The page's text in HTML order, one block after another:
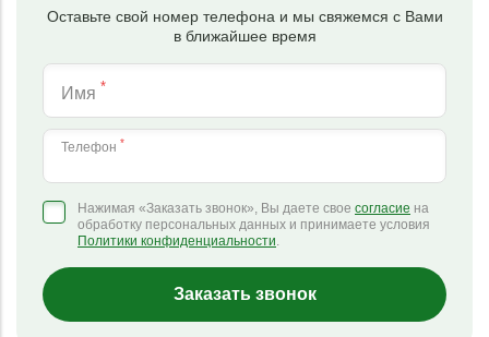
Оставьте свой номер телефона и мы свяжемся с Вами
в ближайшее время
Имя *
Телефон *
Нажимая «Заказать звонок», Вы даете свое согласие на
обработку персональных данных и принимаете условия
Политики конфиденциальности.
Заказать звонок